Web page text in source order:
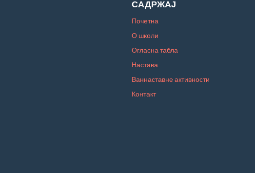
САДРЖАЈ
Почетна
О школи
Огласна табла
Настава
Ваннаставне активности
Контакт